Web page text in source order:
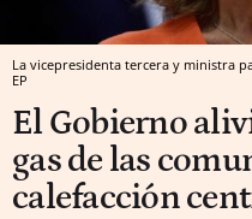
La vicepresidenta tercera y ministra
EP
El Gobierno
gas de las
calefacción